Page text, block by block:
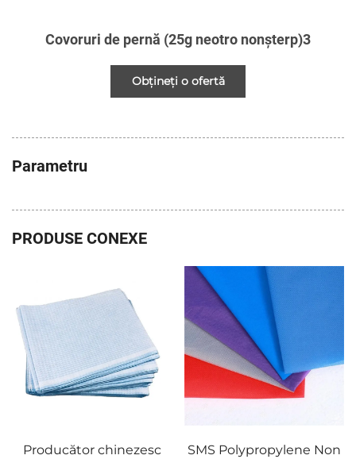
Covoruri de pernă (25g neotro nonșterp)3
Obțineți o ofertă
Parametru
PRODUSE CONEXE
SMS Polypropylene Non
Spun bond albastru